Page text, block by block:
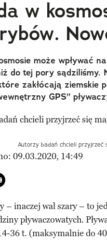
w
może wpływać
do tej pory sądziliśmy.
zakłócają ziemskie
GPS”
Autorzy badań chcieli przyjrzeć
09.03.2020, 14:49
facebook
na twitter
do przyjaciela
– inaczej wal szary – to
pływaczowatych.
36 t. (maksymalnie do